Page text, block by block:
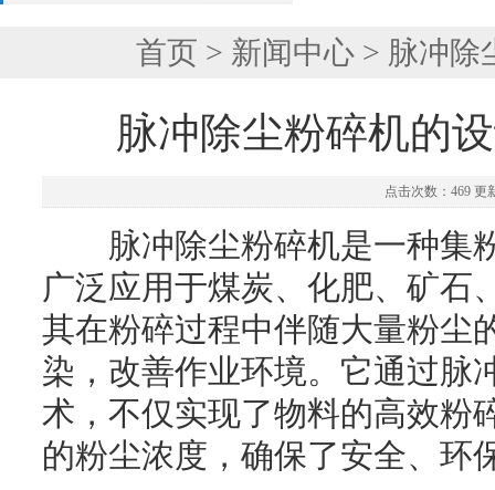
首页 > 新闻中心 > 脉冲除
脉冲除尘粉碎机的
点击次数：469 更
脉冲除尘粉碎机是一种集
广泛应用于煤炭、化肥、矿石
其在粉碎过程中伴随大量粉尘
染，改善作业环境。它通过脉
术，不仅实现了物料的高效粉
的粉尘浓度，确保了安全、环